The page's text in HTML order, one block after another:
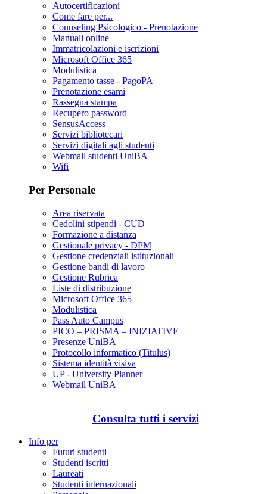
Autocertificazioni
Come fare per...
Counseling Psicologico - Prenotazione
Manuali online
Immatricolazioni e iscrizioni
Microsoft Office 365
Modulistica
Pagamento tasse - PagoPA
Prenotazione esami
Rassegna stampa
Recupero password
SensusAccess
Servizi bibliotecari
Servizi digitali agli studenti
Webmail studenti UniBA
Wifi
Per Personale
Area riservata
Cedolini stipendi - CUD
Formazione a distanza
Gestionale privacy - DPM
Gestione credenziali istituzionali
Gestione bandi di lavoro
Gestione Rubrica
Liste di distribuzione
Microsoft Office 365
Modulistica
Pass Auto Campus
PICO – PRISMA – INIZIATIVE
Presenze UniBA
Protocollo informatico (Titulus)
Sistema identità visiva
UP - University Planner
Webmail UniBA
Consulta tutti i servizi
Info per
Futuri studenti
Studenti iscritti
Laureati
Studenti internazionali